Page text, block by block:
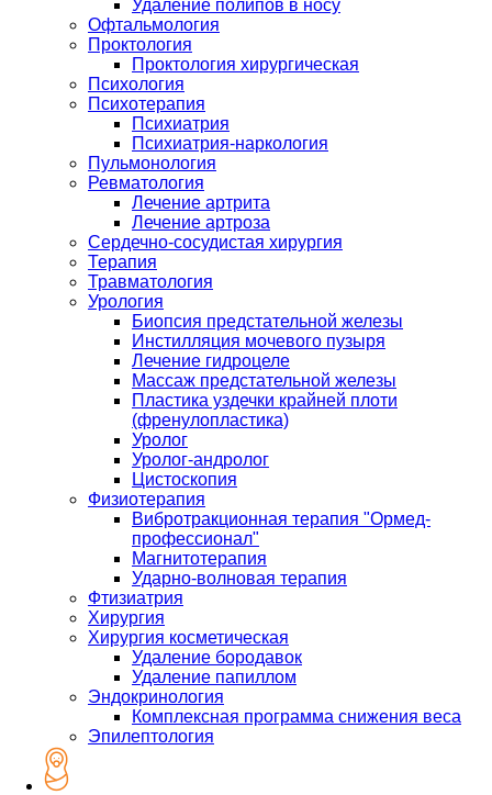
Удаление полипов в носу
Офтальмология
Проктология
Проктология хирургическая
Психология
Психотерапия
Психиатрия
Психиатрия-наркология
Пульмонология
Ревматология
Лечение артрита
Лечение артроза
Сердечно-сосудистая хирургия
Терапия
Травматология
Урология
Биопсия предстательной железы
Инстилляция мочевого пузыря
Лечение гидроцеле
Массаж предстательной железы
Пластика уздечки крайней плоти
(френулопластика)
Уролог
Уролог-андролог
Цистоскопия
Физиотерапия
Вибротракционная терапия "Ормед-
профессионал"
Магнитотерапия
Ударно-волновая терапия
Фтизиатрия
Хирургия
Хирургия косметическая
Удаление бородавок
Удаление папиллом
Эндокринология
Комплексная программа снижения веса
Эпилептология